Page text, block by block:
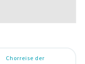
Chorreise der